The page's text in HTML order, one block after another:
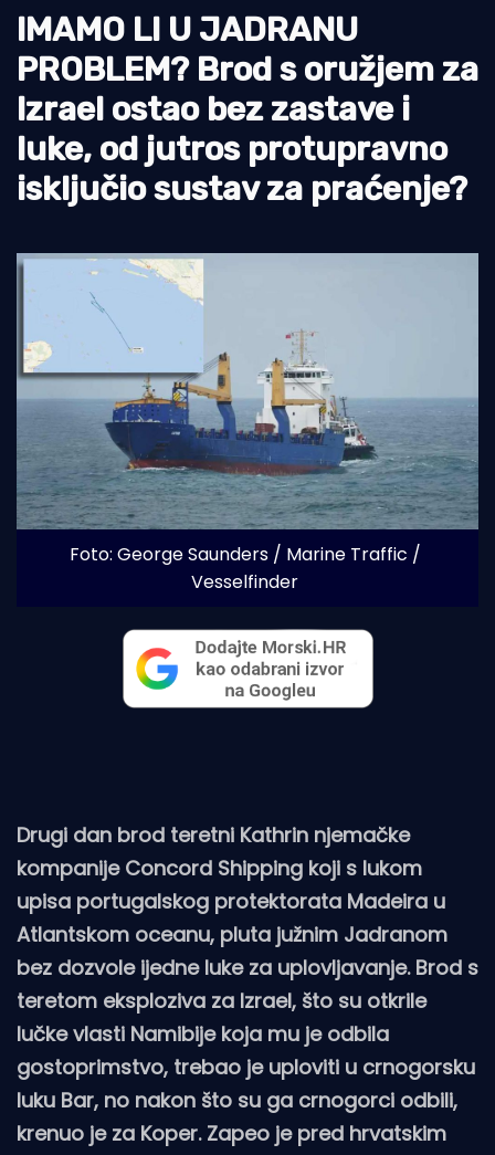
Pomorstvo
Ribolov
Ekologija
Tradicija i kultura
IMAMO LI U JADRANU
PROBLEM? Brod s oružjem za
Izrael ostao bez zastave i
luke, od jutros protupravno
isključio sustav za praćenje?
Foto: George Saunders / Marine Traffic /
Vesselfinder
Drugi dan brod teretni Kathrin njemačke
kompanije Concord Shipping koji s lukom
upisa portugalskog protektorata Madeira u
Atlantskom oceanu, pluta južnim Jadranom
bez dozvole ijedne luke za uplovljavanje. Brod s
teretom eksploziva za Izrael, što su otkrile
lučke vlasti Namibije koja mu je odbila
gostoprimstvo, trebao je uploviti u crnogorsku
luku Bar, no nakon što su ga crnogorci odbili,
krenuo je za Koper. Zapeo je pred hrvatskim